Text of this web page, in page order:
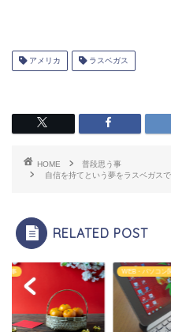
アメリカ ラスベガス
HOME
普段思う事
自信を持てという夢をラスベガス
RELATED POST
う事 WEB・パソコン